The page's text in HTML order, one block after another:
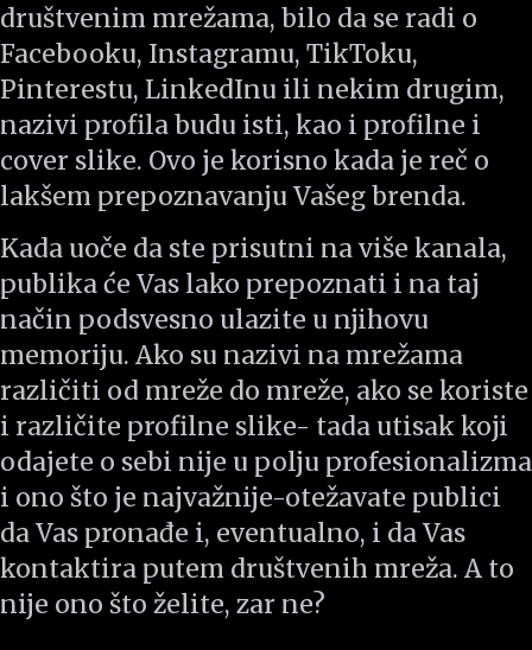
društvenim mrežama, bilo da se radi o
Facebooku, Instagramu, TikToku,
Pinterestu, LinkedInu ili nekim drugim,
nazivi profila budu isti, kao i profilne i
cover slike. Ovo je korisno kada je reč o
lakšem prepoznavanju Vašeg brenda.
Kada uoče da ste prisutni na više kanala,
publika će Vas lako prepoznati i na taj
način podsvesno ulazite u njihovu
memoriju. Ako su nazivi na mrežama
različiti od mreže do mreže, ako se koriste
i različite profilne slike- tada utisak koji
odajete o sebi nije u polju profesionalizma
i ono što je najvažnije-otežavate publici
da Vas pronađe i, eventualno, i da Vas
kontaktira putem društvenih mreža. A to
nije ono što želite, zar ne?